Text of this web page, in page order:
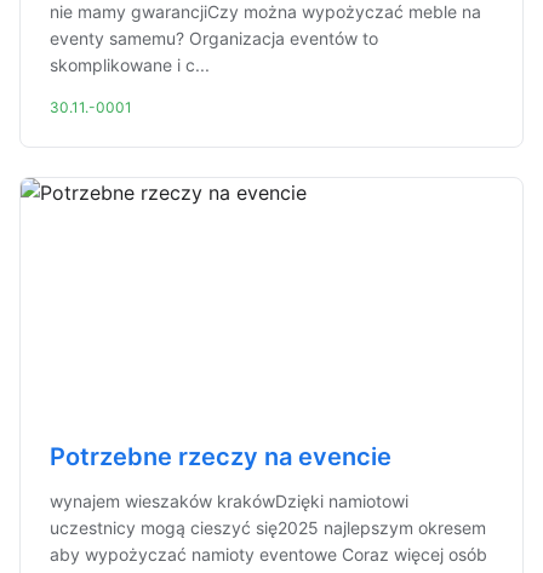
nie mamy gwarancjiCzy można wypożyczać meble na
eventy samemu? Organizacja eventów to
skomplikowane i c...
30.11.-0001
Potrzebne rzeczy na evencie
wynajem wieszaków krakówDzięki namiotowi
uczestnicy mogą cieszyć się2025 najlepszym okresem
aby wypożyczać namioty eventowe Coraz więcej osób